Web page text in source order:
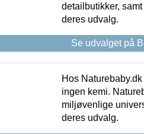
detailbutikker,
deres udvalg.
Se udvalget på
Hos
ingen kemi.
miljøvenlige
deres udvalg.